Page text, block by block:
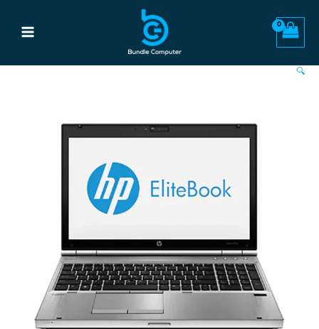
المحتوى
Menu
🔍